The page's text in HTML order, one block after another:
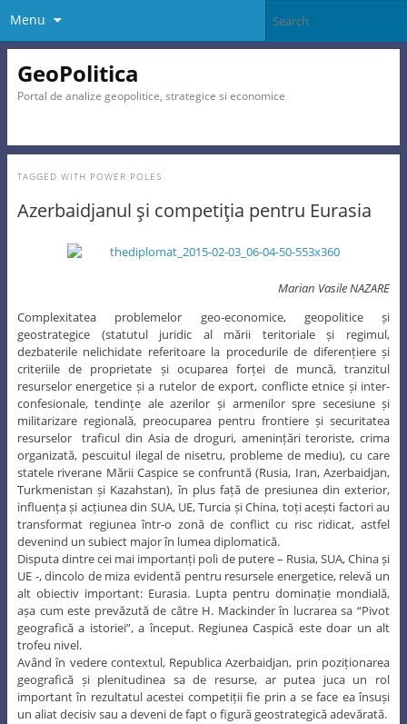
Menu
GeoPolitica
Portal de analize geopolitice, strategice si economice
TAGGED WITH POWER POLES
Azerbaidjanul şi competiţia pentru Eurasia
Marian Vasile NAZARE
Complexitatea problemelor geo-economice, geopolitice și
geostrategice (statutul juridic al mării teritoriale și regimul,
dezbaterile nelichidate referitoare la procedurile de diferențiere și
criteriile de proprietate și ocuparea forței de muncă, tranzitul
resurselor energetice și a rutelor de export, conflicte etnice și inter-
confesionale, tendințe ale azerilor și armenilor spre secesiune și
militarizare regională, preocuparea pentru frontiere și securitatea
resurselor traficul din Asia de droguri, amenințări teroriste, crima
organizată, pescuitul ilegal de nisetru, probleme de mediu), cu care
statele riverane Mării Caspice se confruntă (Rusia, Iran, Azerbaidjan,
Turkmenistan și Kazahstan), în plus față de presiunea din exterior,
influența și acțiunea din SUA, UE, Turcia și China, toți acești factori au
transformat regiunea într-o zonă de conflict cu risc ridicat, astfel
devenind un subiect major în lumea diplomatică.
Disputa dintre cei mai importanți poli de putere – Rusia, SUA, China și
UE -, dincolo de miza evidentă pentru resursele energetice, relevă un
alt obiectiv important: Eurasia. Lupta pentru dominație mondială,
așa cum este prevăzută de către H. Mackinder în lucrarea sa “Pivot
geografică a istoriei”, a început. Regiunea Caspică este doar un alt
trofeu nivel.
Având în vedere contextul, Republica Azerbaidjan, prin poziționarea
geografică și plenitudinea sa de resurse, ar putea juca un rol
important în rezultatul acestei competiții fie prin a se face ea însuși
un aliat decisiv sau a deveni de fapt o figură geostrategică adevărată.